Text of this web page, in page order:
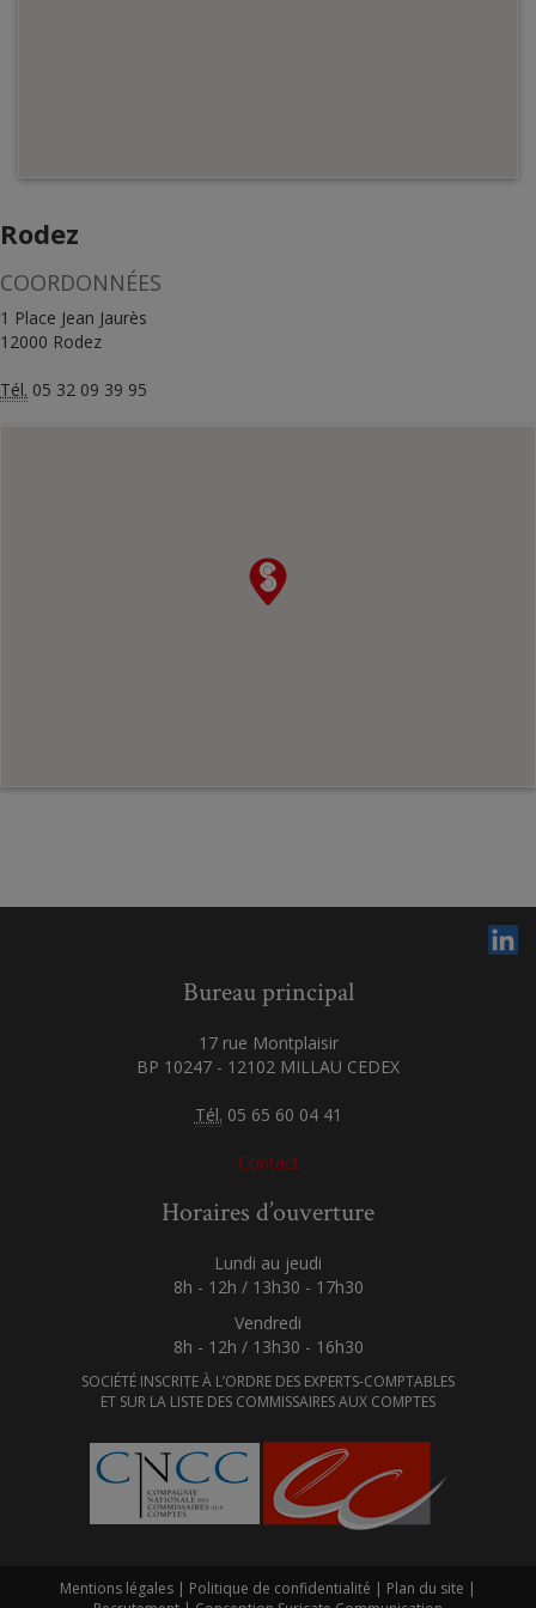
Rodez
COORDONNÉES
1 Place Jean Jaurès
12000 Rodez
Tél. 05 32 09 39 95
Bureau principal
17 rue Montplaisir
BP 10247 - 12102 MILLAU CEDEX
Tél. 05 65 60 04 41
Contact
Horaires d’ouverture
Lundi au jeudi
8h - 12h / 13h30 - 17h30
Vendredi
8h - 12h / 13h30 - 16h30
SOCIÉTÉ INSCRITE À L’ORDRE DES EXPERTS-COMPTABLES
ET SUR LA LISTE DES COMMISSAIRES AUX COMPTES
Mentions légales | Politique de confidentialité | Plan du site |